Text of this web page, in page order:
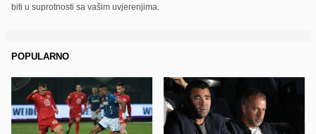
biti u suprotnosti sa vašim uvjerenjima.
POPULARNO